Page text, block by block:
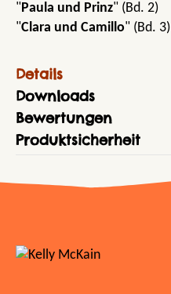
"Paula und Prinz" (Bd. 2)
"Clara und Camillo" (Bd. 3)
Details
Downloads
Bewertungen
Produktsicherheit